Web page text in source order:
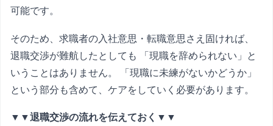
可能です。
そのため、求職者の入社意思・転職意思さえ固ければ、
退職交渉が難航したとしても 「現職を辞められない」と
いうことはありません。 「現職に未練がないかどうか」
という部分も含めて、ケアをしていく必要があります。
▼▼退職交渉の流れを伝えておく▼▼